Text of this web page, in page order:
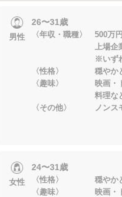
男性
26〜31歳
〈年収・職種〉 500万
上場企業・ボー
※いずれかに
〈性格〉 穏やかと
〈趣味〉 映画・ド
料理などが
〈その他〉 ノンス
女性
24〜31歳
〈性格〉 穏やかと
〈趣味〉 映画・ド